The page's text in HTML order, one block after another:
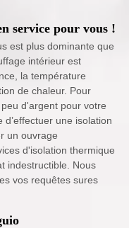
service pour vous !
est plus dominante que
intérieur est
la température
de chaleur. Pour
d'argent pour votre
une isolation
un ouvrage
d'isolation thermique
indestructible. Nous
vos requêtes sures